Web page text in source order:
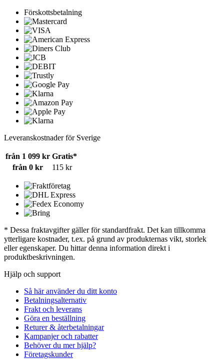
Förskottsbetalning
Leveranskostnader för Sverige
från 1 099 kr Gratis*
från 0 kr
115 kr
* Dessa fraktavgifter gäller för standardfrakt. Det kan tillkomma
ytterligare kostnader, t.ex. på grund av produkternas vikt, storlek
eller egenskaper. Du hittar denna information direkt i
produktbeskrivningen.
Hjälp och support
Så här använder du ditt konto
Betalningsalternativ
Frakt och leverans
Göra en beställning
Returer & återbetalningar
Kampanjer och rabatter
Behöver du mer hjälp?
Företagskunder